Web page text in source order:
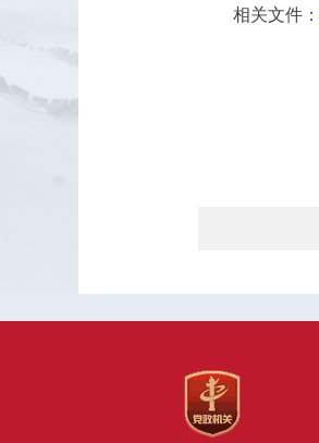
相关文件：